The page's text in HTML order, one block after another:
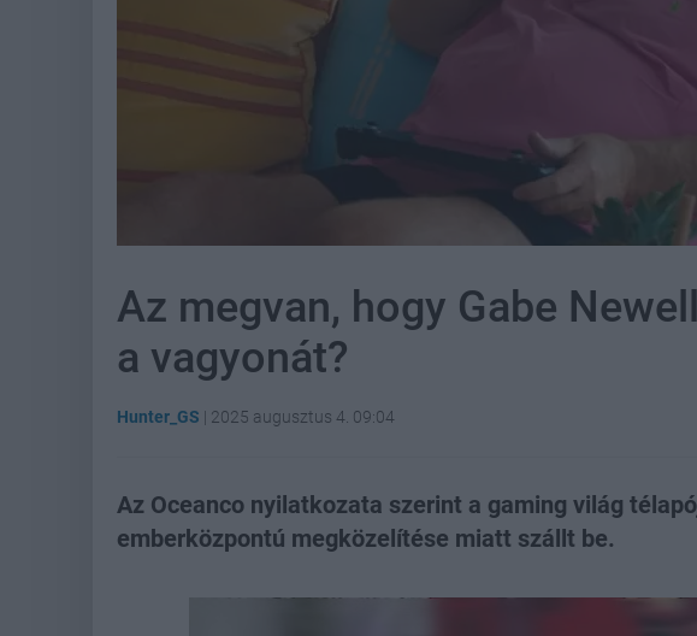
Az megvan, hogy Gabe
a vagyonát?
Hunter_GS | 2025 augusztus 4. 09:04
Az Oceanco nyilatkozata szerint a gaming világ
emberközpontú megközelítése miatt szállt be.